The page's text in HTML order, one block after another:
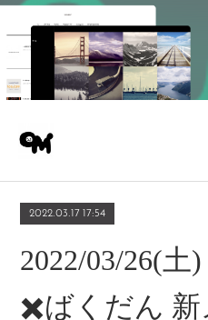
2022.03.17 17:54
2022/03/26(
✖️ばくだん 新